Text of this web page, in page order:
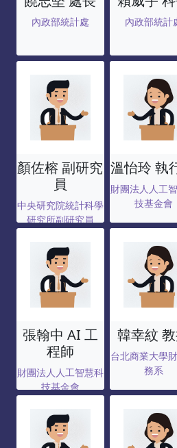
內政部統計處 內政部統計
顏佐榕 副研究
員
中央研究院統計科學
研究所副研究員
溫怡玲 執
財團法人人工
技基金會
張翰中 AI 工
程師
財團法人人工智慧科
技基金會
韓幸紋
台北商業大學
務系